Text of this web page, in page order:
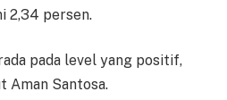
2,34 persen.
pada level yang positif,
Aman Santosa.